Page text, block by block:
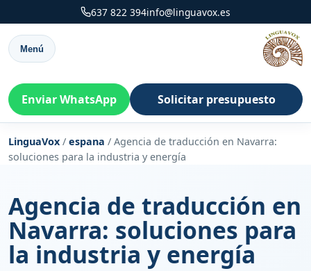
637 822 394info@linguavox.es
Menú
Enviar WhatsApp Solicitar presupuesto
LinguaVox / espana / Agencia de traducción en Navarra:
soluciones para la industria y energía
Agencia de traducción en
Navarra: soluciones para
la industria y energía